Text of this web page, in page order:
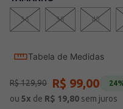
36 38 40
Tabela de Medidas
R$129,90 R$ 99,00
ou 5x de R$ 19,80 sem juros